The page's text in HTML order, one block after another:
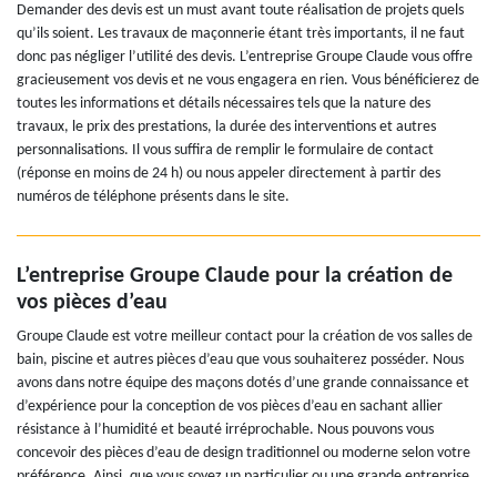
Demander des devis est un must avant toute réalisation de projets quels
qu’ils soient. Les travaux de maçonnerie étant très importants, il ne faut
donc pas négliger l’utilité des devis. L’entreprise Groupe Claude vous offre
gracieusement vos devis et ne vous engagera en rien. Vous bénéficierez de
toutes les informations et détails nécessaires tels que la nature des
travaux, le prix des prestations, la durée des interventions et autres
personnalisations. Il vous suffira de remplir le formulaire de contact
(réponse en moins de 24 h) ou nous appeler directement à partir des
numéros de téléphone présents dans le site.
L’entreprise Groupe Claude pour la création de
vos pièces d’eau
Groupe Claude est votre meilleur contact pour la création de vos salles de
bain, piscine et autres pièces d’eau que vous souhaiterez posséder. Nous
avons dans notre équipe des maçons dotés d’une grande connaissance et
d’expérience pour la conception de vos pièces d’eau en sachant allier
résistance à l’humidité et beauté irréprochable. Nous pouvons vous
concevoir des pièces d’eau de design traditionnel ou moderne selon votre